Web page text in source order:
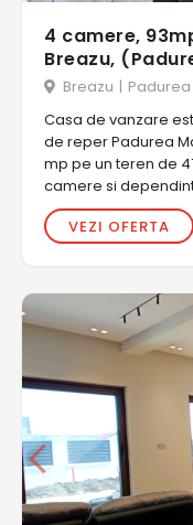
4 camere,
Breazu,
Breazu |
Casa de vanzare
de reper Padurea
mp pe un teren de
camere si
VEZI OFERTA